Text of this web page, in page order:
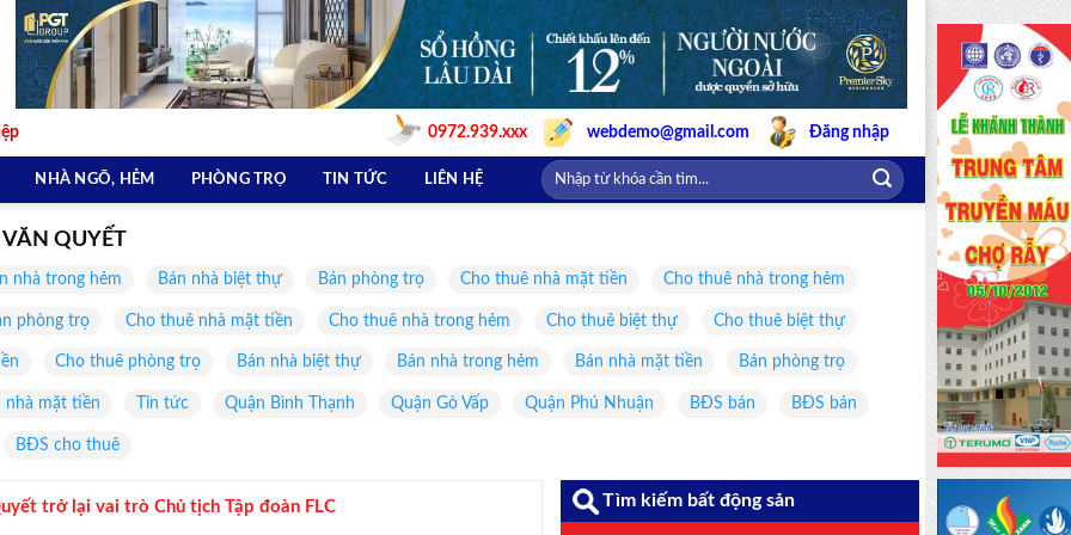
0972.939.xxx webdemo@gmail.com Đăng nhập
NHÀ NGÕ, HẺM PHÒNG TRỌ TIN TỨC LIÊN HỆ
QUYẾT
nhà trong hẻm Bán nhà biệt thự Bán phòng trọ Cho thuê nhà mặt tiền Cho thuê nhà trong hẻm
phòng trọ Cho thuê nhà mặt tiền Cho thuê nhà trong hẻm Cho thuê biệt thự Cho thuê biệt thự
Cho thuê phòng trọ Bán nhà biệt thự Bán nhà trong hẻm Bán nhà mặt tiền Bán phòng trọ
nhà mặt tiền Tin tức Quận Bình Thạnh Quận Gò Vấp Quận Phú Nhuận BĐS bán BĐS bán
BĐS cho thuê
trở lại vai trò Chủ tịch Tập đoàn FLC Tìm kiếm bất động sản